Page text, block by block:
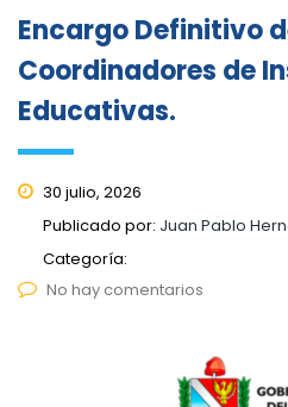
Encargo Definitivo
Coordinadores de
Educativas.
30 julio, 2026
Publicado por: Juan Pablo
Categoría:
No hay comentarios